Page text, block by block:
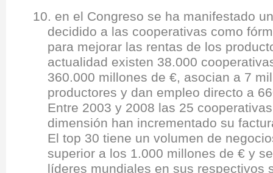
10. en el Congreso se ha manifestado
decidido a las cooperativas como
para mejorar las rentas de los
actualidad existen 38.000
360.000 millones de €, asocian a 7
productores y dan empleo directo a
Entre 2003 y 2008 las 25
dimensión han incrementado su
El top 30 tiene un volumen de
superior a los 1.000 millones de € y
líderes mundiales en sus respectivos